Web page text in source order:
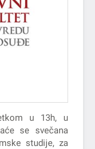
u 13h, u
se svečana
studije, za